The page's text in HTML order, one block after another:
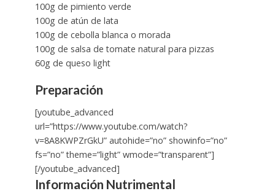
100g de pimiento verde
100g de atún de lata
100g de cebolla blanca o morada
100g de salsa de tomate natural para pizzas
60g de queso light
Preparación
[youtube_advanced
url=”https://www.youtube.com/watch?
v=8A8KWPZrGkU” autohide=”no” showinfo=”no”
fs=”no” theme=”light” wmode=”transparent”]
[/youtube_advanced]
Información Nutrimental